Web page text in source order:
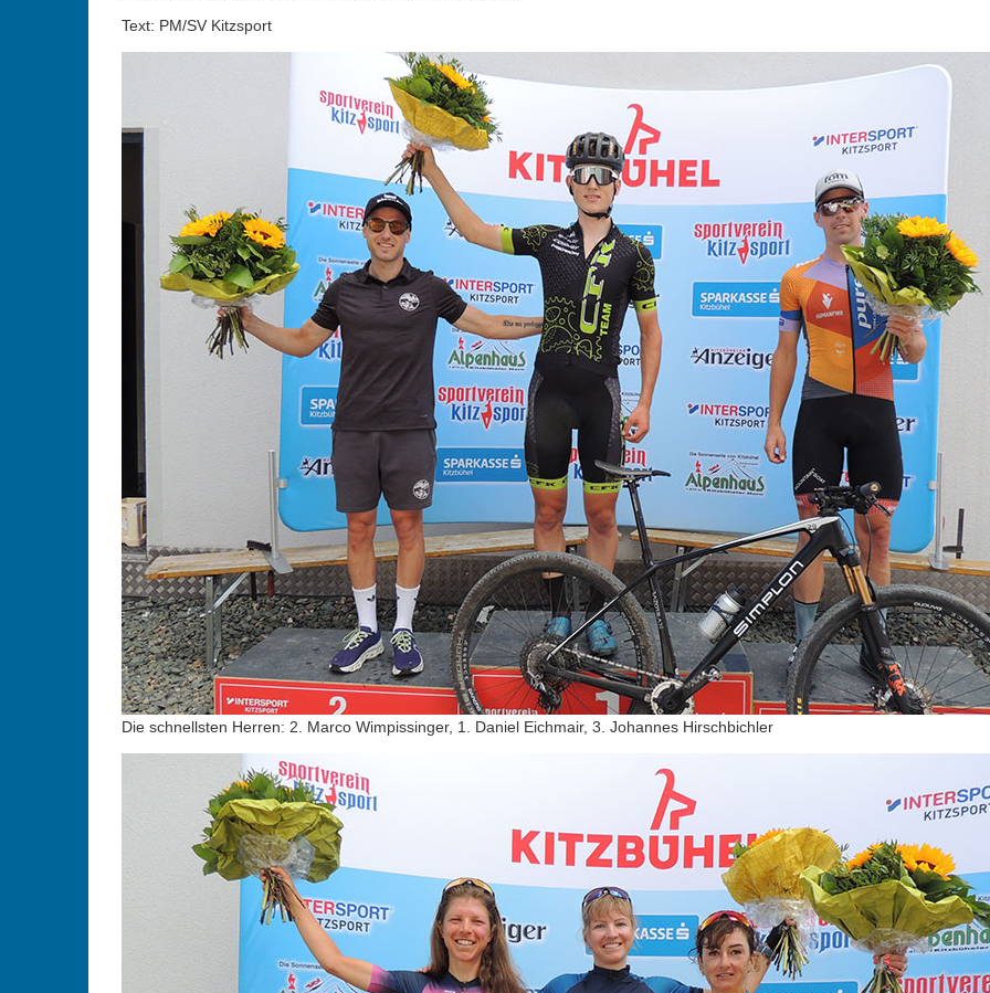
Text: PM/SV Kitzsport
Die schnellsten Herren: 2. Marco Wimpissinger, 1. Daniel Eichmair, 3. Johannes Hirschbichler